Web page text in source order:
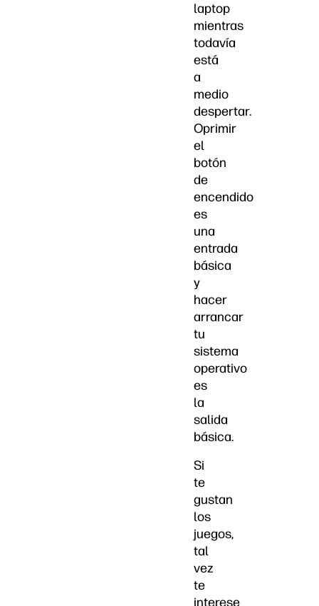
laptop
mientras
todavía
está
a
medio
despertar.
Oprimir
el
botón
de
encendido
es
una
entrada
básica
y
hacer
arrancar
tu
sistema
operativo
es
la
salida
básica.
Si
te
gustan
los
juegos,
tal
vez
te
interese